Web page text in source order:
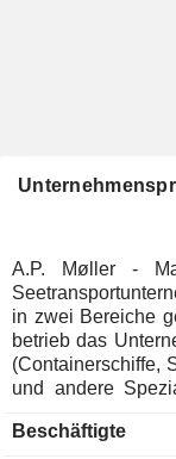
A.P. Møller -
in zwei Bereiche gegliedert: -
betrieb das
(Containerschiffe,
und andere
Aktivitäten im
Beschäftigte